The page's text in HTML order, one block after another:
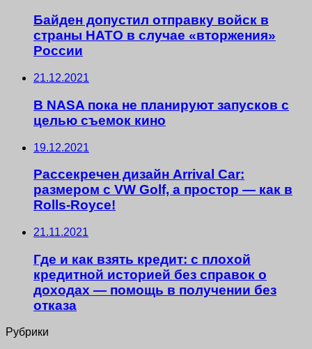
Байден допустил отправку войск в
страны НАТО в случае «вторжения»
России
21.12.2021
В NASA пока не планируют запусков с
целью съемок кино
19.12.2021
Рассекречен дизайн Arrival Car:
размером с VW Golf, а простор — как в
Rolls-Royce!
21.11.2021
Где и как взять кредит: с плохой
кредитной историей без справок о
доходах — помощь в получении без
отказа
Рубрики